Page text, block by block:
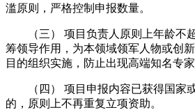
滥原则，严格控制申报数量。
（三） 项目负责人原则上年龄不
筹领导作用，为本领域领军人物或创
目的组织实施，防止出现高端知名专家
（四） 项目申报内容已获得国家
的，原则上不再重复立项资助。